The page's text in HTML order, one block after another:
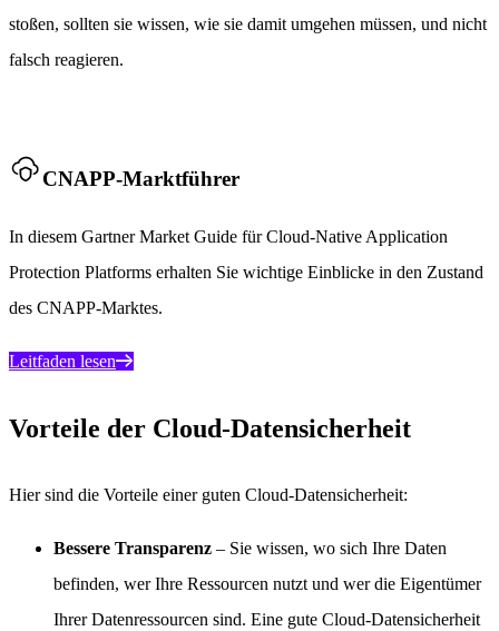
stoßen, sollten sie wissen, wie sie damit umgehen müssen, und nicht
falsch reagieren.
CNAPP-Marktführer
In diesem Gartner Market Guide für Cloud-Native Application
Protection Platforms erhalten Sie wichtige Einblicke in den Zustand
des CNAPP-Marktes.
Leitfaden lesen
Vorteile der Cloud-Datensicherheit
Hier sind die Vorteile einer guten Cloud-Datensicherheit:
Bessere Transparenz – Sie wissen, wo sich Ihre Daten
befinden, wer Ihre Ressourcen nutzt und wer die Eigentümer
Ihrer Datenressourcen sind. Eine gute Cloud-Datensicherheit